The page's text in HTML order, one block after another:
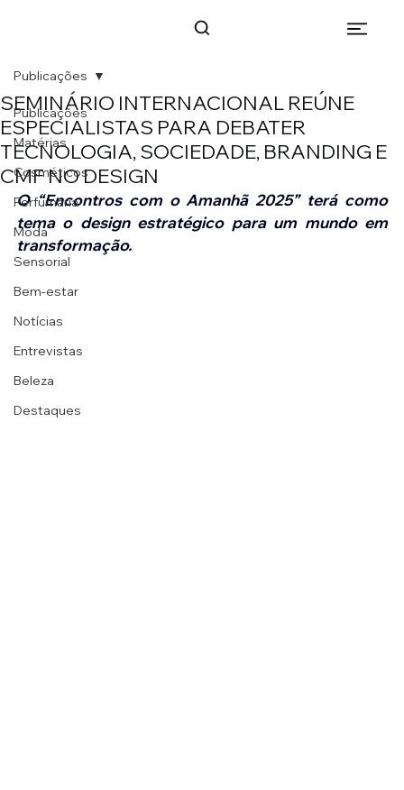
Publicações
Matérias
Cosméticos
Perfumaria
Moda
Sensorial
Bem-estar
Notícias
Entrevistas
Beleza
Destaques
Publicações
SEMINÁRIO INTERNACIONAL REÚNE
ESPECIALISTAS PARA DEBATER
TECNOLOGIA, SOCIEDADE, BRANDING E
CMF NO DESIGN
O “Encontros com o Amanhã 2025” terá como
tema o design estratégico para um mundo em
transformação.